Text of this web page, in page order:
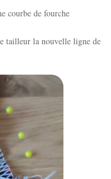
courbe de fourche
tailleur la nouvelle ligne de